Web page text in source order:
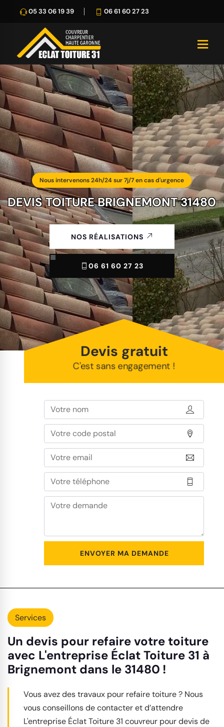
05 33 06 19 39 06 61 60 27 23
Nous intervenons 24h/24 sur 7j/7 en cas d'urgence
DEVIS TOITURE BRIGNEMONT 31480
NOS RÉALISATIONS
06 61 60 27 23
Devis gratuit
C'est sans engagement !
Services
Un devis pour refaire votre toiture
avec L'entreprise Éclat Toiture 31 à
Brignemont dans le 31480 !
Vous avez des travaux pour refaire toiture ? Nous
vous conseillons de contacter et d’attendre
L'entreprise Éclat Toiture 31 couvreur pour devis de